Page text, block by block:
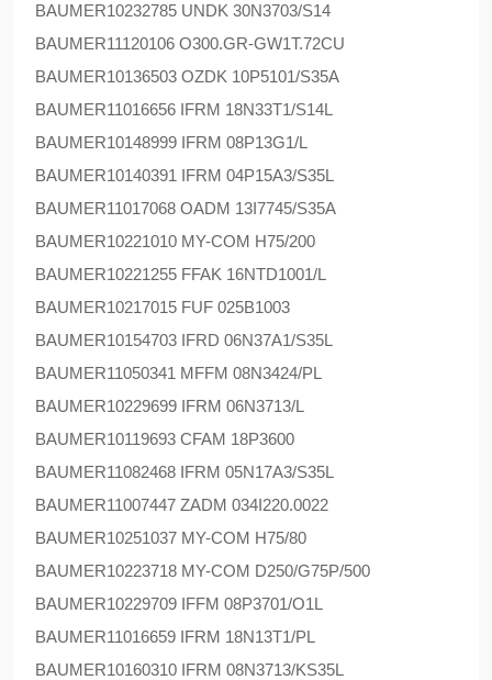
BAUMER10232785 UNDK 30N3703/S14
BAUMER11120106 O300.GR-GW1T.72CU
BAUMER10136503 OZDK 10P5101/S35A
BAUMER11016656 IFRM 18N33T1/S14L
BAUMER10148999 IFRM 08P13G1/L
BAUMER10140391 IFRM 04P15A3/S35L
BAUMER11017068 OADM 13I7745/S35A
BAUMER10221010 MY-COM H75/200
BAUMER10221255 FFAK 16NTD1001/L
BAUMER10217015 FUF 025B1003
BAUMER10154703 IFRD 06N37A1/S35L
BAUMER11050341 MFFM 08N3424/PL
BAUMER10229699 IFRM 06N3713/L
BAUMER10119693 CFAM 18P3600
BAUMER11082468 IFRM 05N17A3/S35L
BAUMER11007447 ZADM 034I220.0022
BAUMER10251037 MY-COM H75/80
BAUMER10223718 MY-COM D250/G75P/500
BAUMER10229709 IFFM 08P3701/O1L
BAUMER11016659 IFRM 18N13T1/PL
BAUMER10160310 IFRM 08N3713/KS35L